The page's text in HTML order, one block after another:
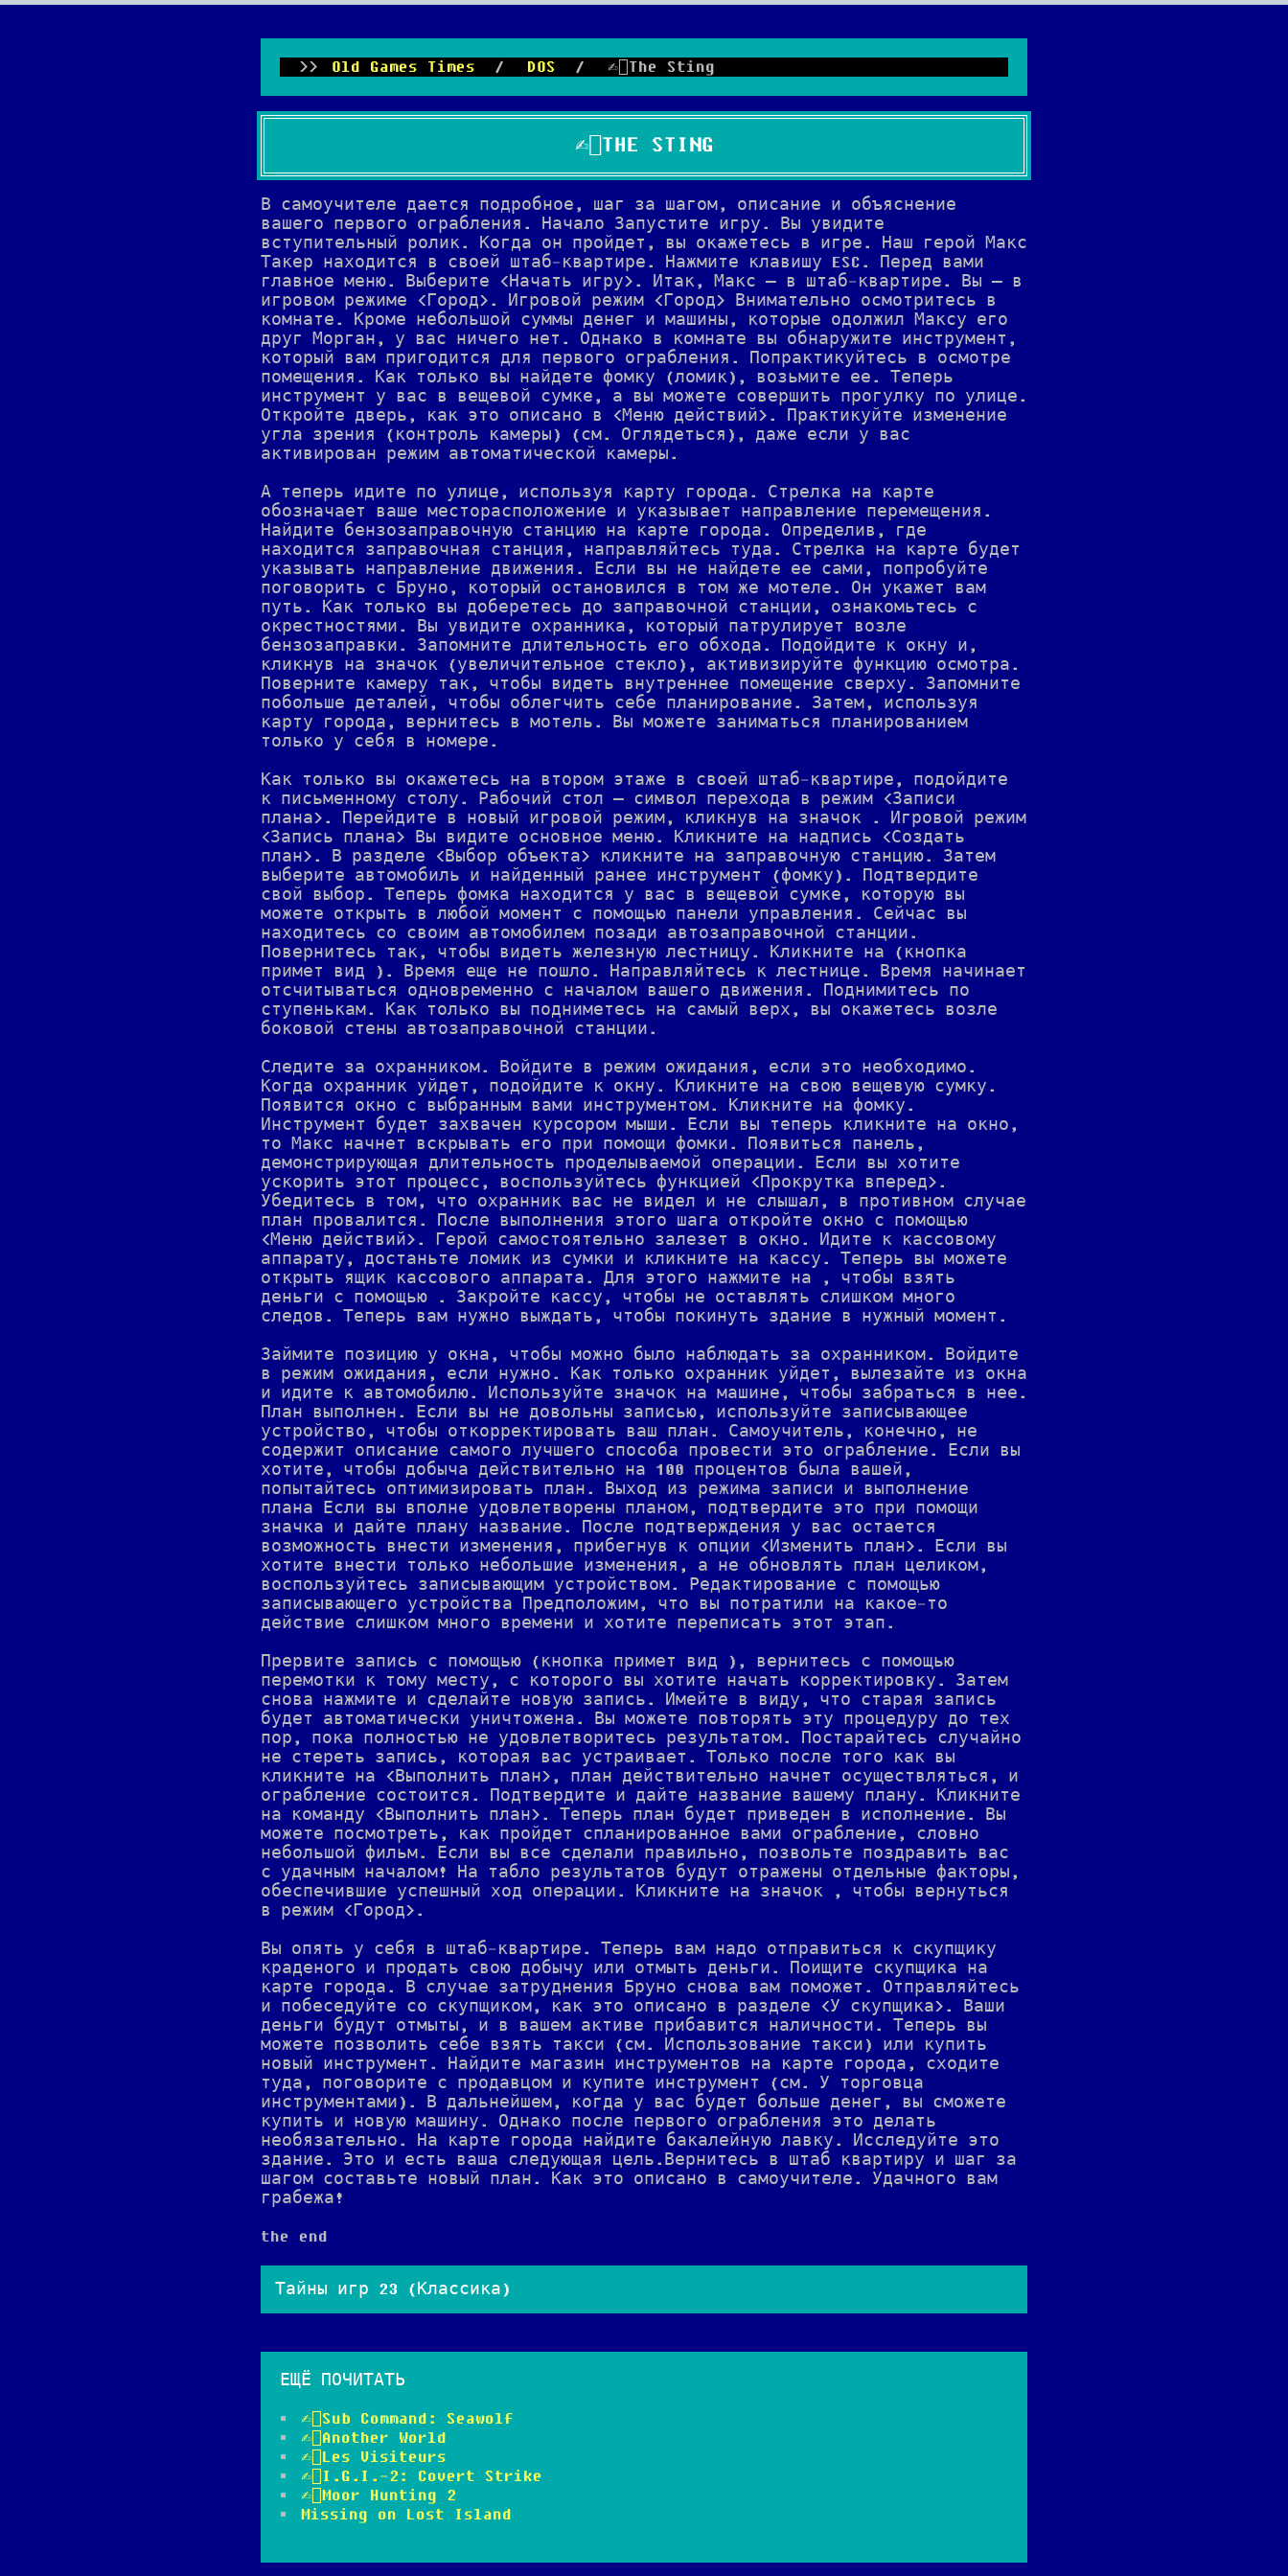
Old Games Times / DOS / ✍🏻The Sting
✍🏻THE STING
В самоучителе дается подробное, шаг за шагом, описание и объяснение
вашего первого ограбления. Начало Запустите игру. Вы увидите
вступительный ролик. Когда он пройдет, вы окажетесь в игре. Наш герой Макс
Такер находится в своей штаб-квартире. Нажмите клавишу ESC. Перед вами
главное меню. Выберите <Начать игру>. Итак, Макс — в штаб-квартире. Вы — в
игровом режиме <Город>. Игровой режим <Город> Внимательно осмотритесь в
комнате. Кроме небольшой суммы денег и машины, которые одолжил Максу его
друг Морган, у вас ничего нет. Однако в комнате вы обнаружите инструмент,
который вам пригодится для первого ограбления. Попрактикуйтесь в осмотре
помещения. Как только вы найдете фомку (ломик), возьмите ее. Теперь
инструмент у вас в вещевой сумке, а вы можете совершить прогулку по улице.
Откройте дверь, как это описано в <Меню действий>. Практикуйте изменение
угла зрения (контроль камеры) (см. Оглядеться), даже если у вас
активирован режим автоматической камеры.
А теперь идите по улице, используя карту города. Стрелка на карте
обозначает ваше месторасположение и указывает направление перемещения.
Найдите бензозаправочную станцию на карте города. Определив, где
находится заправочная станция, направляйтесь туда. Стрелка на карте будет
указывать направление движения. Если вы не найдете ее сами, попробуйте
поговорить с Бруно, который остановился в том же мотеле. Он укажет вам
путь. Как только вы доберетесь до заправочной станции, ознакомьтесь с
окрестностями. Вы увидите охранника, который патрулирует возле
бензозаправки. Запомните длительность его обхода. Подойдите к окну и,
кликнув на значок (увеличительное стекло), активизируйте функцию осмотра.
Поверните камеру так, чтобы видеть внутреннее помещение сверху. Запомните
побольше деталей, чтобы облегчить себе планирование. Затем, используя
карту города, вернитесь в мотель. Вы можете заниматься планированием
только у себя в номере.
Как только вы окажетесь на втором этаже в своей штаб-квартире, подойдите
к письменному столу. Рабочий стол — символ перехода в режим <Записи
плана>. Перейдите в новый игровой режим, кликнув на значок . Игровой режим
<Запись плана> Вы видите основное меню. Кликните на надпись <Создать
план>. В разделе <Выбор объекта> кликните на заправочную станцию. Затем
выберите автомобиль и найденный ранее инструмент (фомку). Подтвердите
свой выбор. Теперь фомка находится у вас в вещевой сумке, которую вы
можете открыть в любой момент с помощью панели управления. Сейчас вы
находитесь со своим автомобилем позади автозаправочной станции.
Повернитесь так, чтобы видеть железную лестницу. Кликните на (кнопка
примет вид ). Время еще не пошло. Направляйтесь к лестнице. Время начинает
отсчитываться одновременно с началом вашего движения. Поднимитесь по
ступенькам. Как только вы подниметесь на самый верх, вы окажетесь возле
боковой стены автозаправочной станции.
Следите за охранником. Войдите в режим ожидания, если это необходимо.
Когда охранник уйдет, подойдите к окну. Кликните на свою вещевую сумку.
Появится окно с выбранным вами инструментом. Кликните на фомку.
Инструмент будет захвачен курсором мыши. Если вы теперь кликните на окно,
то Макс начнет вскрывать его при помощи фомки. Появиться панель,
демонстрирующая длительность проделываемой операции. Если вы хотите
ускорить этот процесс, воспользуйтесь функцией <Прокрутка вперед>.
Убедитесь в том, что охранник вас не видел и не слышал, в противном случае
план провалится. После выполнения этого шага откройте окно с помощью
<Меню действий>. Герой самостоятельно залезет в окно. Идите к кассовому
аппарату, достаньте ломик из сумки и кликните на кассу. Теперь вы можете
открыть ящик кассового аппарата. Для этого нажмите на , чтобы взять
деньги с помощью . Закройте кассу, чтобы не оставлять слишком много
следов. Теперь вам нужно выждать, чтобы покинуть здание в нужный момент.
Займите позицию у окна, чтобы можно было наблюдать за охранником. Войдите
в режим ожидания, если нужно. Как только охранник уйдет, вылезайте из окна
и идите к автомобилю. Используйте значок на машине, чтобы забраться в нее.
План выполнен. Если вы не довольны записью, используйте записывающее
устройство, чтобы откорректировать ваш план. Самоучитель, конечно, не
содержит описание самого лучшего способа провести это ограбление. Если вы
хотите, чтобы добыча действительно на 100 процентов была вашей,
попытайтесь оптимизировать план. Выход из режима записи и выполнение
плана Если вы вполне удовлетворены планом, подтвердите это при помощи
значка и дайте плану название. После подтверждения у вас остается
возможность внести изменения, прибегнув к опции <Изменить план>. Если вы
хотите внести только небольшие изменения, а не обновлять план целиком,
воспользуйтесь записывающим устройством. Редактирование с помощью
записывающего устройства Предположим, что вы потратили на какое-то
действие слишком много времени и хотите переписать этот этап.
Прервите запись с помощью (кнопка примет вид ), вернитесь с помощью
перемотки к тому месту, с которого вы хотите начать корректировку. Затем
снова нажмите и сделайте новую запись. Имейте в виду, что старая запись
будет автоматически уничтожена. Вы можете повторять эту процедуру до тех
пор, пока полностью не удовлетворитесь результатом. Постарайтесь случайно
не стереть запись, которая вас устраивает. Только после того как вы
кликните на <Выполнить план>, план действительно начнет осуществляться, и
ограбление состоится. Подтвердите и дайте название вашему плану. Кликните
на команду <Выполнить план>. Теперь план будет приведен в исполнение. Вы
можете посмотреть, как пройдет спланированное вами ограбление, словно
небольшой фильм. Если вы все сделали правильно, позвольте поздравить вас
с удачным началом! На табло результатов будут отражены отдельные факторы,
обеспечившие успешный ход операции. Кликните на значок , чтобы вернуться
в режим <Город>.
Вы опять у себя в штаб-квартире. Теперь вам надо отправиться к скупщику
краденого и продать свою добычу или отмыть деньги. Поищите скупщика на
карте города. В случае затруднения Бруно снова вам поможет. Отправляйтесь
и побеседуйте со скупщиком, как это описано в разделе <У скупщика>. Ваши
деньги будут отмыты, и в вашем активе прибавится наличности. Теперь вы
можете позволить себе взять такси (см. Использование такси) или купить
новый инструмент. Найдите магазин инструментов на карте города, сходите
туда, поговорите с продавцом и купите инструмент (см. У торговца
инструментами). В дальнейшем, когда у вас будет больше денег, вы сможете
купить и новую машину. Однако после первого ограбления это делать
необязательно. На карте города найдите бакалейную лавку. Исследуйте это
здание. Это и есть ваша следующая цель.Вернитесь в штаб квартиру и шаг за
шагом составьте новый план. Как это описано в самоучителе. Удачного вам
грабежа!
the end
Тайны игр 23 (Классика)
ЕЩЁ ПОЧИТАТЬ
✍🏻Sub Command: Seawolf
✍🏻Another World
✍🏻Les Visiteurs
✍🏻I.G.I.-2: Covert Strike
✍🏻Moor Hunting 2
Missing on Lost Island